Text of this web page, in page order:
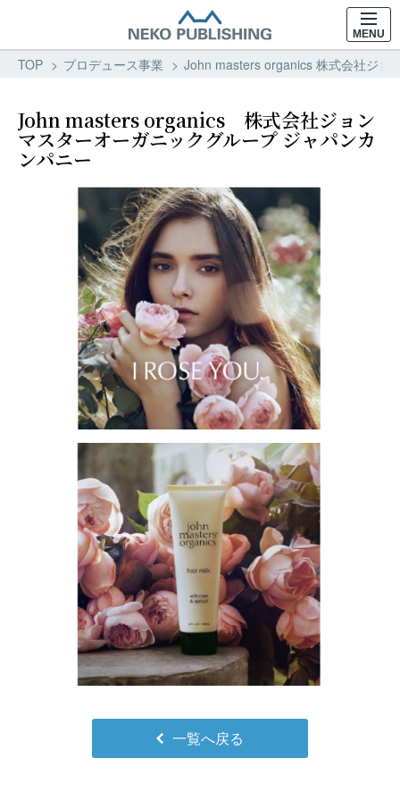
MENU
TOP プロデュース事業 John masters organics 株式会社ジョ
John masters organics 株式会社ジョン
マスターオーガニックグループ ジャパンカ
ンパニー
一覧へ戻る